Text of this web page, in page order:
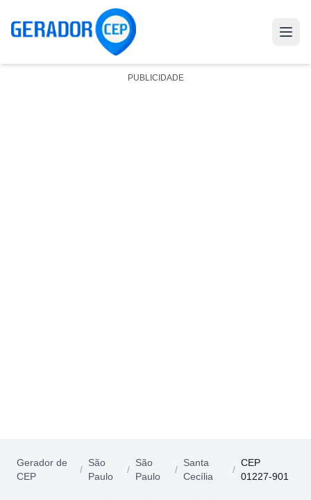
PUBLICIDADE
Gerador de
CEP
/
São
Paulo
/
São
Paulo
/
Santa
Cecília
/
CEP
01227-901